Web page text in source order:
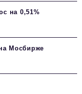
на 0,51%
Мосбирже